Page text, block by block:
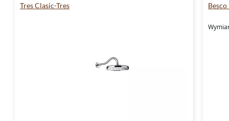
Tres Clasic-Tres